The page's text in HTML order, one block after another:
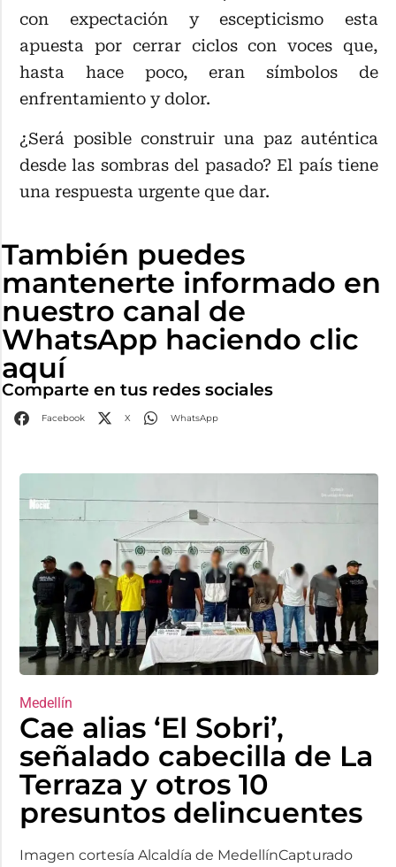
con expectación y escepticismo esta
apuesta por cerrar ciclos con voces que,
hasta hace poco, eran símbolos de
enfrentamiento y dolor.
¿Será posible construir una paz auténtica
desde las sombras del pasado? El país tiene
una respuesta urgente que dar.
También puedes
mantenerte informado en
nuestro canal de
WhatsApp haciendo clic
aquí
Comparte en tus redes sociales
Facebook X WhatsApp
Medellín
Cae alias ‘El Sobri’,
señalado cabecilla de La
Terraza y otros 10
presuntos delincuentes
Imagen cortesía Alcaldía de MedellínCapturado